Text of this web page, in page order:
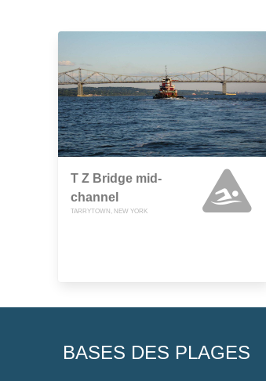
T Z Bridge mid-
channel
TARRYTOWN, NEW YORK
BASES DES PLAGES